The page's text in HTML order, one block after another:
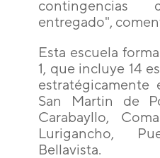
entregado",
Esta escuela
1, que incluye 14
San Martin de
Carabayllo,
Lurigancho,
Bellavista.